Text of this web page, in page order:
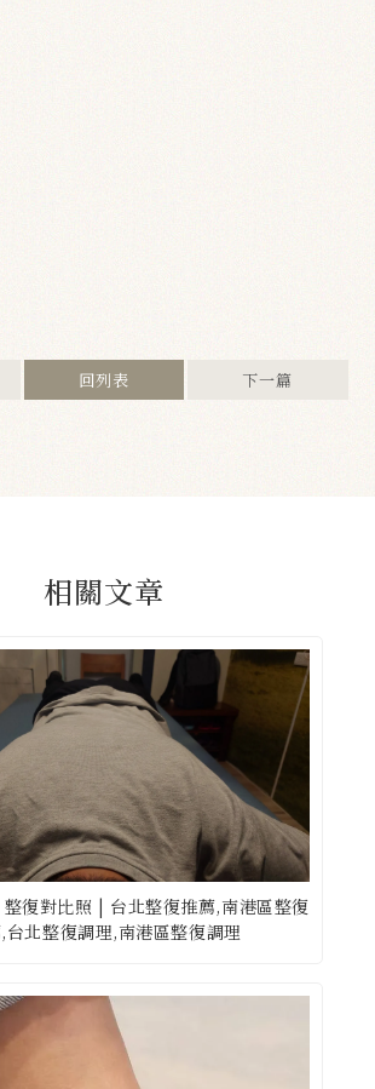
回列表 下一篇
復對比照 | 台北整復推薦,南港區整復
台北整復調理,南港區整復調理